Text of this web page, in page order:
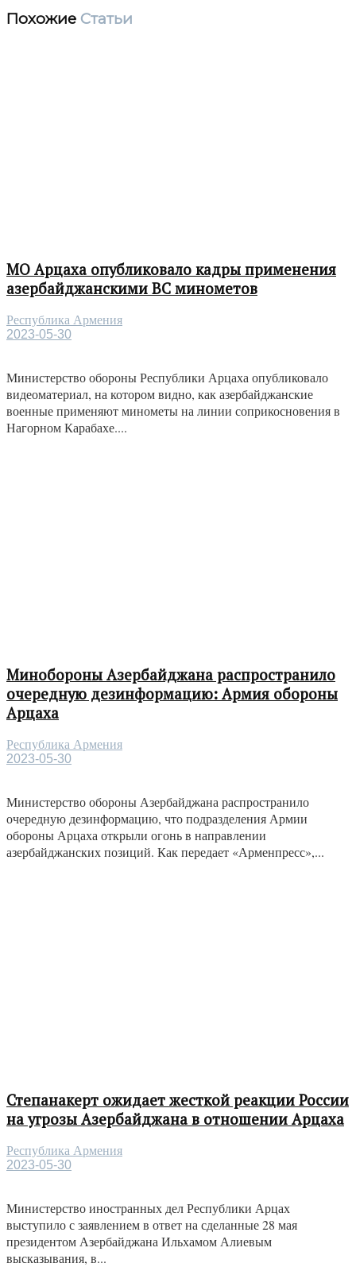
Похожие Статьи
МО Арцаха опубликовало кадры применения
азербайджанскими ВС минометов
Республика Армения
2023-05-30
Министерство обороны Республики Арцаха опубликовало
видеоматериал, на котором видно, как азербайджанские
военные применяют минометы на линии соприкосновения в
Нагорном Карабахе....
Минобороны Азербайджана распространило
очередную дезинформацию: Армия обороны
Арцаха
Республика Армения
2023-05-30
Министерство обороны Азербайджана распространило
очередную дезинформацию, что подразделения Армии
обороны Арцаха открыли огонь в направлении
азербайджанских позиций. Как передает «Арменпресс»,...
Степанакерт ожидает жесткой реакции России
на угрозы Азербайджана в отношении Арцаха
Республика Армения
2023-05-30
Министерство иностранных дел Республики Арцах
выступило с заявлением в ответ на сделанные 28 мая
президентом Азербайджана Ильхамом Алиевым
высказывания, в...